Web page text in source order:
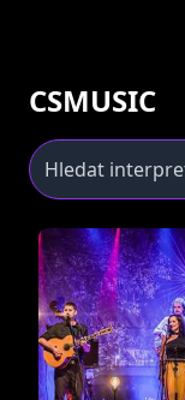
CSMUSIC